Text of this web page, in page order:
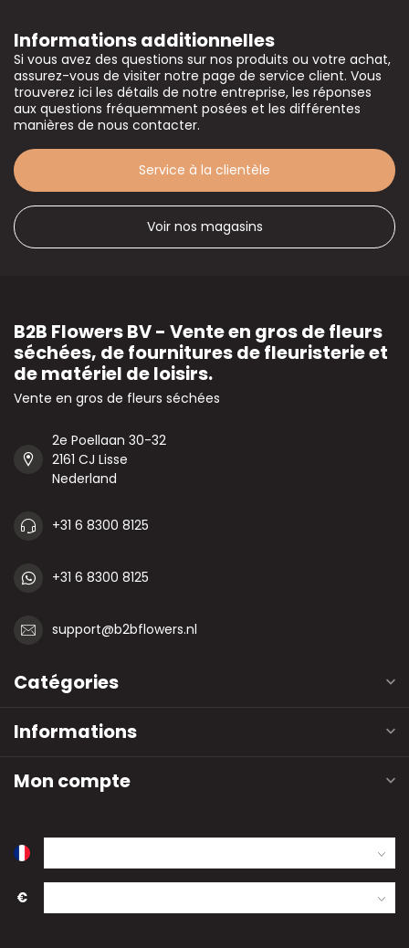
Informations additionnelles
Si vous avez des questions sur nos produits ou votre achat,
assurez-vous de visiter notre page de service client. Vous
trouverez ici les détails de notre entreprise, les réponses
aux questions fréquemment posées et les différentes
manières de nous contacter.
Service à la clientèle
Voir nos magasins
B2B Flowers BV - Vente en gros de fleurs
séchées, de fournitures de fleuristerie et
de matériel de loisirs.
Vente en gros de fleurs séchées
2e Poellaan 30-32
2161 CJ Lisse
Nederland
+31 6 8300 8125
+31 6 8300 8125
support@b2bflowers.nl
Catégories
Informations
Mon compte
€